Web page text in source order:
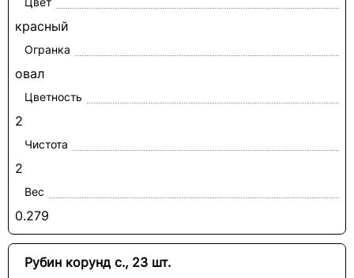
красный
Огранка
овал
Цветность
2
Чистота
2
Вес
0.279
Рубин корунд с., 23 шт.